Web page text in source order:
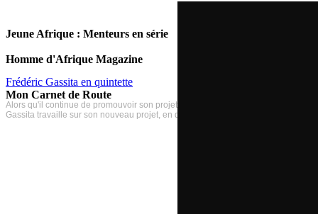
Frédéric Gassita en quintette
Alors qu'il continue de promouvoir son projet hors normes "Symphonic Visions
Gassita travaille sur son nouveau projet, en quintette cette fois, et dans un axe
Jeune Afrique : Menteurs en série
Homme d'Afrique Magazine
Mon Carnet de Route